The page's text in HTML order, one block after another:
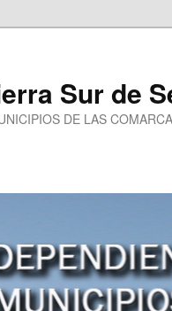
Sur de
DE LAS